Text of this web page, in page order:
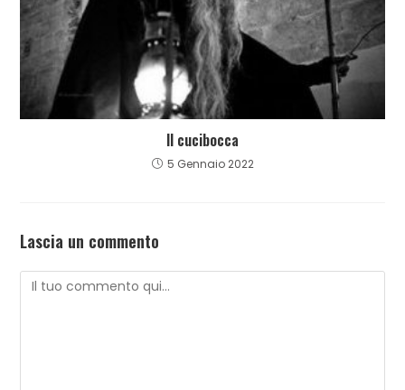
Il cucibocca
5 Gennaio 2022
Lascia un commento